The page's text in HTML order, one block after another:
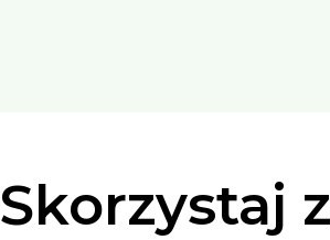
Skorzystaj